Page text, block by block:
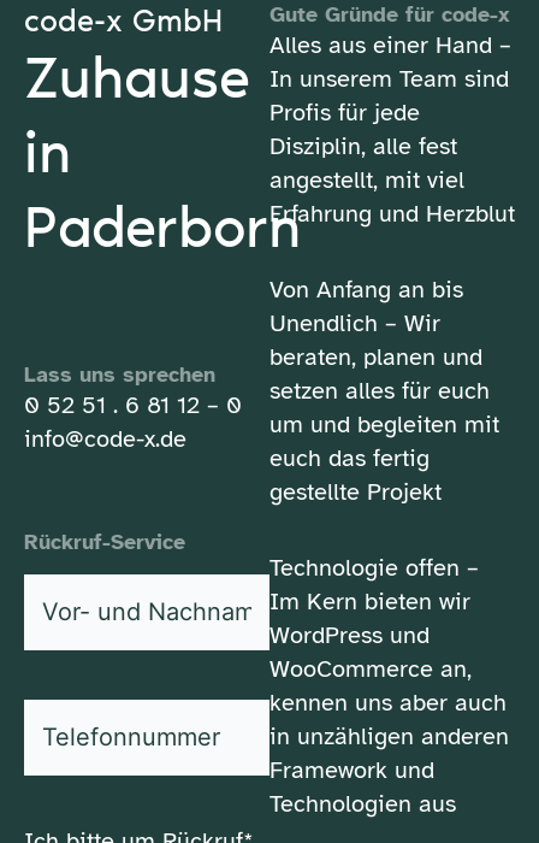
code-x GmbH
Zuhause
in
Paderborn
Lass uns sprechen
0 52 51 . 6 81 12 – 0
info@code-x.de
Rückruf-Service
und
Nachname*
Gute Gründe für code-x
Alles aus einer Hand –
In unserem Team sind
Profis für jede
Disziplin, alle fest
angestellt, mit viel
Erfahrung und Herzblut
Von Anfang an bis
Unendlich – Wir
beraten, planen und
setzen alles für euch
um und begleiten mit
euch das fertig
gestellte Projekt
Technologie offen –
Im Kern bieten wir
WordPress und
WooCommerce an,
kennen uns aber auch
in unzähligen anderen
Framework und
Technologien aus